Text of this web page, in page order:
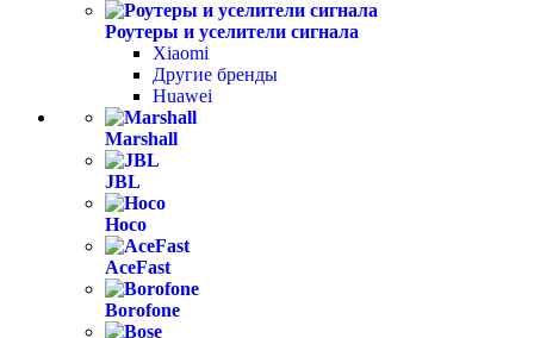
Роутеры и уселители сигнала
Xiaomi
Другие бренды
Huawei
Marshall
JBL
Hoco
AceFast
Borofone